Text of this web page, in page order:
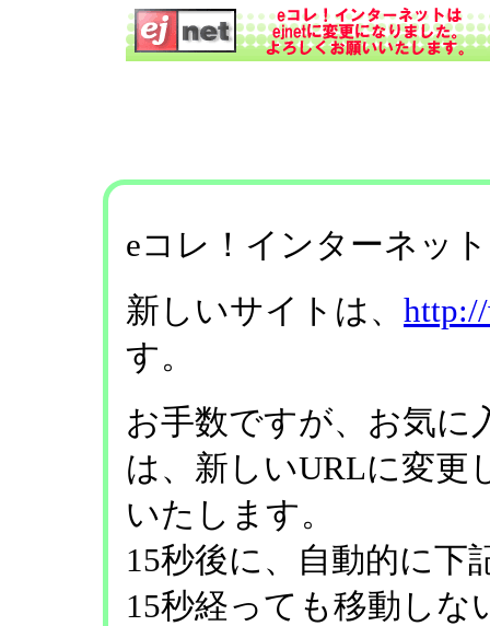
eコレ！インターネッ
新しいサイトは、
す。
お手数ですが、お気に
は、新しいURLに変更
いたします。
15秒後に、自動的に下
15秒経っても移動し